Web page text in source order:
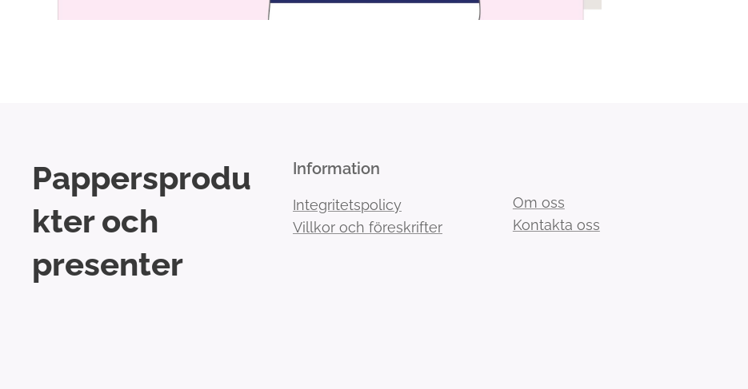
Pappersprodu
kter och
presenter
Information
Integritetspolicy
Villkor och föreskrifter
Om oss
Kontakta oss